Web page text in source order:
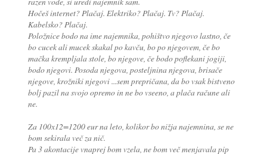
Hočeš internet? Plačaj. Elektriko? Plačaj. Tv? Plačaj.
Kabelsko? Plačaj.
Položnice bodo na ime najemnika, pohištvo njegovo lastno, če
bo cucek ali mucek skakal po kavču, bo po njegovem, če bo
mačka krempljala stole, bo njegove, če bodo poflekani jogiji,
bodo njegovi. Posoda njegova, posteljnina njegova, brisače
njegove, krožniki njegovi ...sem prepričana, da bo vsak bistveno
bolj pazil na svojo opremo in ne bo vseeno, a plača račune ali
ne.
Za 100x12=1200 eur na leto, kolikor bo nižja najemnina, se ne
bom sekirala več za nič.
Pa 3 akontacije vnaprej bom vzela, ne bom več menjavala pip